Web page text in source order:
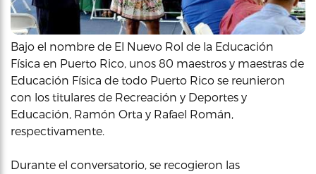
Bajo el nombre de El Nuevo Rol de la Educación
Física en Puerto Rico, unos 80 maestros y maestras de
Educación Física de todo Puerto Rico se reunieron
con los titulares de Recreación y Deportes y
Educación, Ramón Orta y Rafael Román,
respectivamente.
Durante el conversatorio, se recogieron las